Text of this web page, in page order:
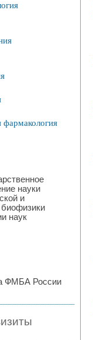
фармакология
науки
и
наук
ФМБА России